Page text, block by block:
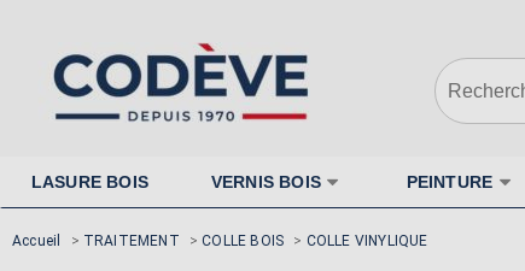
LASURE BOIS VERNIS BOIS PEINTURE
Accueil > TRAITEMENT > COLLE BOIS > COLLE VINYLIQUE